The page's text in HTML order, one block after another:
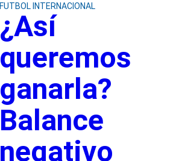
FUTBOL INTERNACIONAL
¿Así
queremos
ganarla?
Balance
negativo